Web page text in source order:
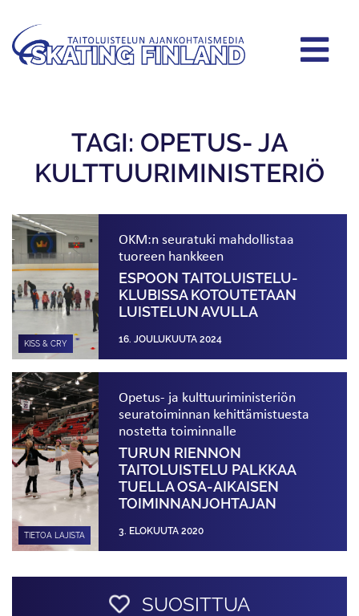
TAGI: OPETUS- JA
KULTTUURIMINISTERIÖ
KISS & CRY
OKM:n seuratuki mahdollistaa
tuoreen hankkeen
ESPOON TAITOLUISTELU­
KLUBISSA KOTOUTETAAN
LUISTELUN AVULLA
16. JOULUKUUTA 2024
TIETOA LAJISTA
Opetus- ja kulttuuriministeriön
seuratoiminnan kehittämistuesta
nostetta toiminnalle
TURUN RIENNON
TAITOLUISTELU PALKKAA
TUELLA OSA-AIKAISEN
TOIMINNANJOHTAJAN
3. ELOKUUTA 2020
SUOSITTUA